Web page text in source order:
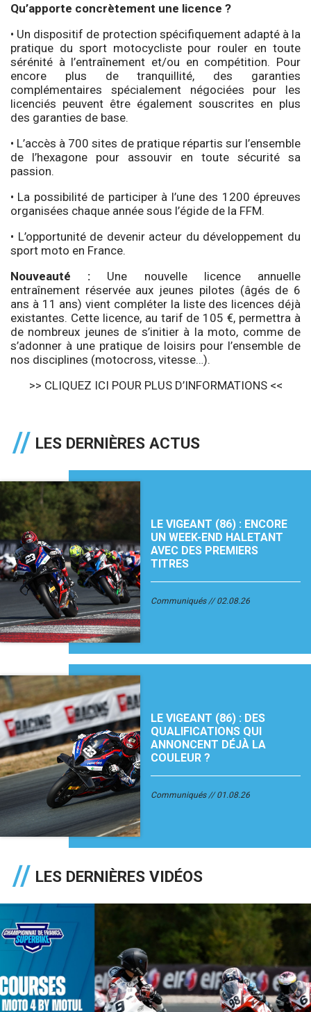
Qu’apporte concrètement une licence ?
• Un dispositif de protection spécifiquement adapté à la
pratique du sport motocycliste pour rouler en toute
sérénité à l’entraînement et/ou en compétition. Pour
encore plus de tranquillité, des garanties
complémentaires spécialement négociées pour les
licenciés peuvent être également souscrites en plus
des garanties de base.
• L’accès à 700 sites de pratique répartis sur l’ensemble
de l’hexagone pour assouvir en toute sécurité sa
passion.
• La possibilité de participer à l’une des 1200 épreuves
organisées chaque année sous l’égide de la FFM.
• L’opportunité de devenir acteur du développement du
sport moto en France.
Nouveauté : Une nouvelle licence annuelle
entraînement réservée aux jeunes pilotes (âgés de 6
ans à 11 ans) vient compléter la liste des licences déjà
existantes. Cette licence, au tarif de 105 €, permettra à
de nombreux jeunes de s’initier à la moto, comme de
s’adonner à une pratique de loisirs pour l’ensemble de
nos disciplines (motocross, vitesse…).
>> CLIQUEZ ICI POUR PLUS D’INFORMATIONS <<
LES DERNIÈRES ACTUS
LE VIGEANT (86) : ENCORE
UN WEEK-END HALETANT
AVEC DES PREMIERS
TITRES
Communiqués 02.08.26
LE VIGEANT (86) : DES
QUALIFICATIONS QUI
ANNONCENT DÉJÀ LA
COULEUR ?
Communiqués 01.08.26
LES DERNIÈRES VIDÉOS